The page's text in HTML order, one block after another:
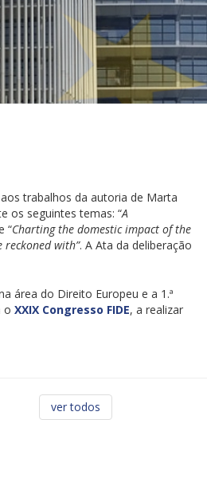
aos trabalhos da autoria de Marta
os seguintes temas: “A
“Charting the domestic impact of the
reckoned with”. A Ata da deliberação
área do Direito Europeu e a 1.ª
o XXIX Congresso FIDE, a realizar
ver todos